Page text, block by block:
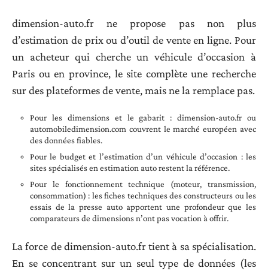
dimension-auto.fr ne propose pas non plus
d’estimation de prix ou d’outil de vente en ligne. Pour
un acheteur qui cherche un véhicule d’occasion à
Paris ou en province, le site complète une recherche
sur des plateformes de vente, mais ne la remplace pas.
Pour les dimensions et le gabarit : dimension-auto.fr ou
automobiledimension.com couvrent le marché européen avec
des données fiables.
Pour le budget et l’estimation d’un véhicule d’occasion : les
sites spécialisés en estimation auto restent la référence.
Pour le fonctionnement technique (moteur, transmission,
consommation) : les fiches techniques des constructeurs ou les
essais de la presse auto apportent une profondeur que les
comparateurs de dimensions n’ont pas vocation à offrir.
La force de dimension-auto.fr tient à sa spécialisation.
En se concentrant sur un seul type de données (les